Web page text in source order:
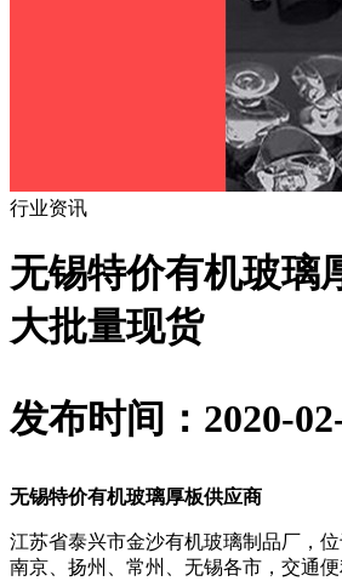
行业资讯
无锡特价有机玻璃
大批量现货
发布时间：2020-
无锡特价有机玻璃厚板供应商
江苏省泰兴市金沙有机玻璃制品厂，
南京、扬州、常州、无锡各市，交通